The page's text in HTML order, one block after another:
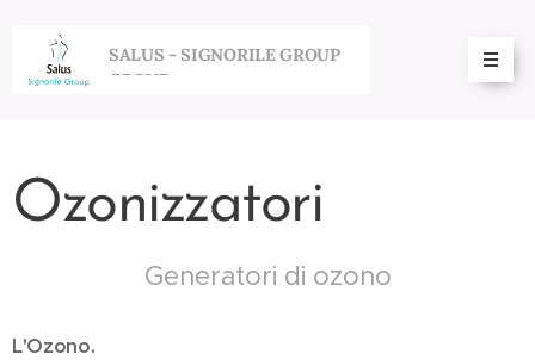
SALUS - SIGNORILE GROUP
GROUP
Ozonizzatori
Generatori di ozono
L'Ozono.